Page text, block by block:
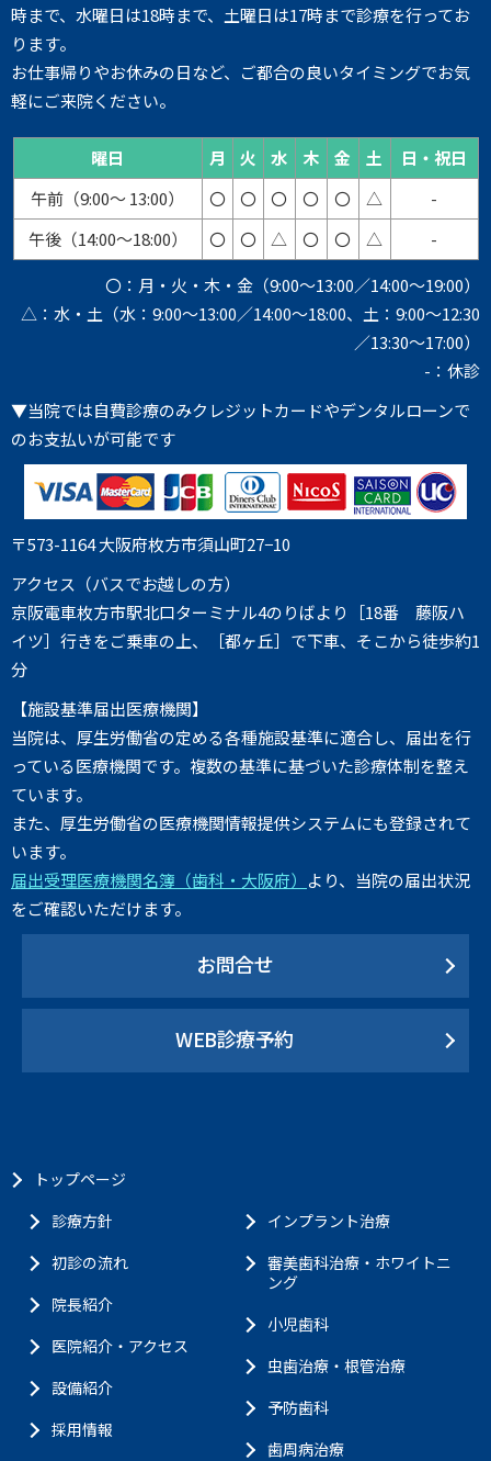
時まで、水曜日は18時まで、土曜日は17時まで診療を行ってお
ります。
お仕事帰りやお休みの日など、ご都合の良いタイミングでお気
軽にご来院ください。
曜日 月 火 水 木 金 土
日・祝日
午前（9:00～ 13:00）
〇 〇 〇 〇 〇 △
-
午後（14:00～18:00）
〇 〇 △ 〇 〇 △
-
〇：月・火・木・金（9:00～13:00／14:00～19:00）
△：水・土（水：9:00～13:00／14:00～18:00、土：9:00～12:30
／13:30～17:00）
-：休診
▼当院では自費診療のみクレジットカードやデンタルローンで
のお支払いが可能です
〒573-1164 大阪府枚方市須山町27−10
アクセス（バスでお越しの方）
京阪電車枚方市駅北口ターミナル4のりばより［18番 藤阪ハ
イツ］行きをご乗車の上、［都ヶ丘］で下車、そこから徒歩約1
分
【施設基準届出医療機関】
当院は、厚生労働省の定める各種施設基準に適合し、届出を行
っている医療機関です。複数の基準に基づいた診療体制を整え
ています。
また、厚生労働省の医療機関情報提供システムにも登録されて
います。
届出受理医療機関名簿（歯科・大阪府） より、当院の届出状況
をご確認いただけます。
お問合せ
WEB診療予約
トップページ
診療方針
初診の流れ
院長紹介
医院紹介・アクセス
設備紹介
採用情報
インプラント治療
審美歯科治療・ホワイトニ
ング
小児歯科
虫歯治療・根管治療
予防歯科
歯周病治療